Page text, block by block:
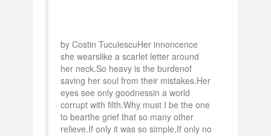
by Costin TuculescuHer innoncence
she wearslike a scarlet letter around
her neck.So heavy is the burdenof
saving her soul from their mistakes.Her
eyes see only goodnessin a world
corrupt with filth.Why must I be the one
to bearthe grief that so many other
relieve.If only it was so simple,If only no